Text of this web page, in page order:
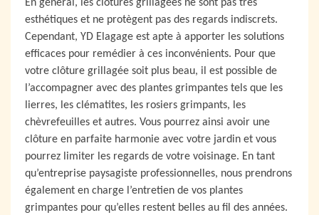
En général, les clôtures grillagées ne sont pas très
esthétiques et ne protègent pas des regards indiscrets.
Cependant, YD Elagage est apte à apporter les solutions
efficaces pour remédier à ces inconvénients. Pour que
votre clôture grillagée soit plus beau, il est possible de
l’accompagner avec des plantes grimpantes tels que les
lierres, les clématites, les rosiers grimpants, les
chèvrefeuilles et autres. Vous pourrez ainsi avoir une
clôture en parfaite harmonie avec votre jardin et vous
pourrez limiter les regards de votre voisinage. En tant
qu’entreprise paysagiste professionnelles, nous prendrons
également en charge l’entretien de vos plantes
grimpantes pour qu’elles restent belles au fil des années.